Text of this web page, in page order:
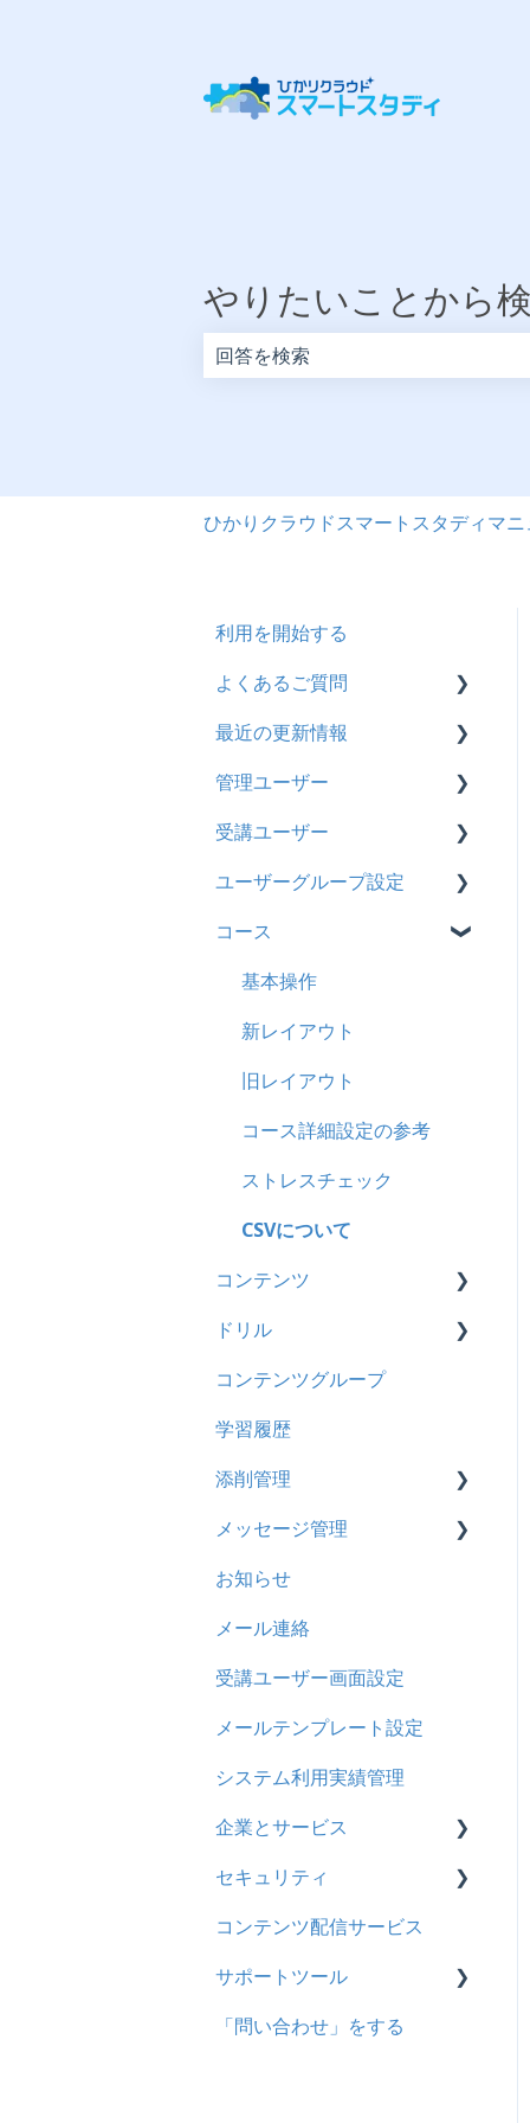
やりたいことから
ひかりクラウドスマートスタディマ
利用を開始する
よくあるご質問
契約
トライアル
カスタマイズ
インターネット・セキュリ
ザー
履歴
コンテンツ
CSV
ドキュメント
ビデオ
ドリル
メール
メッセージ
お知らせ
多言語変換
助成金
最近の更新情報
2026年8月アップデート
2026年2月アップデート
2025年10月アップデート
2025年9月アップデート
2025年3月アップデート
2024年12月アップデート
2024年8月アップデート
2024年5月アップデート
2023年12月アップデート
2023年11月アップデート
2023年8月アップデート
2023年4月アップデート
管理ユーザー
管理ユーザーの統合につい
受講ユーザー
基本操作
【新レイアウト】受講ユー
編集について
ユーザーグループ設定
【新レイアウト】ユーザー
グループ設定
コース
基本操作
新レイアウト
旧レイアウト
コース詳細設定の参考
ストレスチェック
CSVについて
コンテンツ
ビデオ
ドキュメント
多言語表示
リンク
ドリル
概要
問題について
ドリルについて
【問題・ドリル】の参考
ドリルスキンについて
問題属性
コンテンツグループ
学習履歴
添削管理
概要
基本操作
採点権限のみを持ったユー
ユーザ
メッセージ管理
基本操作
リンクメッセージスレッド
お知らせ
メール連絡
受講ユーザー画面設定
メールテンプレート設定
システム利用実績管理
企業とサービス
用語の定義
企業について
統合ユーザーについて
サービスについて
セキュリティ
シングルサインオン設定
証明書認証
MFA(多要素認証)
コンテンツ配信サービス
サポートツール
基本操作
「問い合わせ」をする